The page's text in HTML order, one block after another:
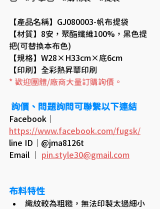
【產品名稱】GJ080003-帆布提袋
【材質】8安，聚酯纖維100%，黑色提
把(可替換本布色)
【規格】W28×H33cm×底6cm
【印刷】全彩熱昇華印刷
* 歡迎團體/廠商大量訂購詢價。
詢價、問題詢問可聯繫以下連結
Facebook｜
https://www.facebook.com/fugsk/
line ID｜@jma8126t
Email ｜ pin.style30@gmail.com
布料特性
織紋較為粗糙，無法印製太過細小